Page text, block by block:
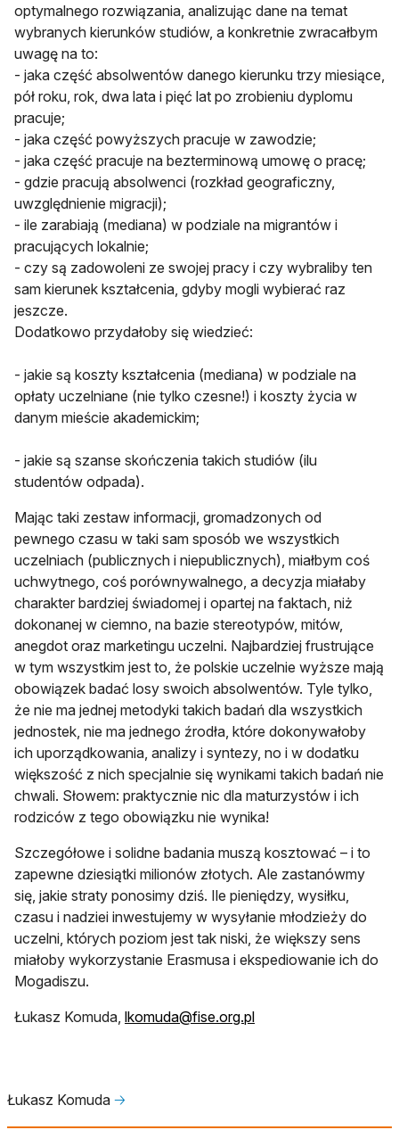
optymalnego rozwiązania, analizując dane na temat
wybranych kierunków studiów, a konkretnie zwracałbym
uwagę na to:
- jaka część absolwentów danego kierunku trzy miesiące,
pół roku, rok, dwa lata i pięć lat po zrobieniu dyplomu
pracuje;
- jaka część powyższych pracuje w zawodzie;
- jaka część pracuje na bezterminową umowę o pracę;
- gdzie pracują absolwenci (rozkład geograficzny,
uwzględnienie migracji);
- ile zarabiają (mediana) w podziale na migrantów i
pracujących lokalnie;
- czy są zadowoleni ze swojej pracy i czy wybraliby ten
sam kierunek kształcenia, gdyby mogli wybierać raz
jeszcze.
Dodatkowo przydałoby się wiedzieć:
- jakie są koszty kształcenia (mediana) w podziale na
opłaty uczelniane (nie tylko czesne!) i koszty życia w
danym mieście akademickim;
- jakie są szanse skończenia takich studiów (ilu
studentów odpada).
Mając taki zestaw informacji, gromadzonych od
pewnego czasu w taki sam sposób we wszystkich
uczelniach (publicznych i niepublicznych), miałbym coś
uchwytnego, coś porównywalnego, a decyzja miałaby
charakter bardziej świadomej i opartej na faktach, niż
dokonanej w ciemno, na bazie stereotypów, mitów,
anegdot oraz marketingu uczelni. Najbardziej frustrujące
w tym wszystkim jest to, że polskie uczelnie wyższe mają
obowiązek badać losy swoich absolwentów. Tyle tylko,
że nie ma jednej metodyki takich badań dla wszystkich
jednostek, nie ma jednego źrodła, które dokonywałoby
ich uporządkowania, analizy i syntezy, no i w dodatku
większość z nich specjalnie się wynikami takich badań nie
chwali. Słowem: praktycznie nic dla maturzystów i ich
rodziców z tego obowiązku nie wynika!
Szczegółowe i solidne badania muszą kosztować – i to
zapewne dziesiątki milionów złotych. Ale zastanówmy
się, jakie straty ponosimy dziś. Ile pieniędzy, wysiłku,
czasu i nadziei inwestujemy w wysyłanie młodzieży do
uczelni, których poziom jest tak niski, że większy sens
miałoby wykorzystanie Erasmusa i ekspediowanie ich do
Mogadiszu.
Łukasz Komuda, lkomuda@fise.org.plotwiera się w nowej
Łukasz Komuda 🡢